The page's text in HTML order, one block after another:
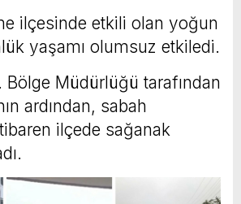
ilçesinde etkili olan yoğun
yaşamı olumsuz etkiledi.
Müdürlüğü tarafından
ardından, sabah
ilçede sağanak